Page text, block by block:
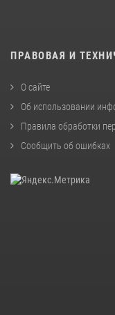
ПРАВОВАЯ И
О сайте
Об использовании
Правила обработки
Сообщить об ошибках